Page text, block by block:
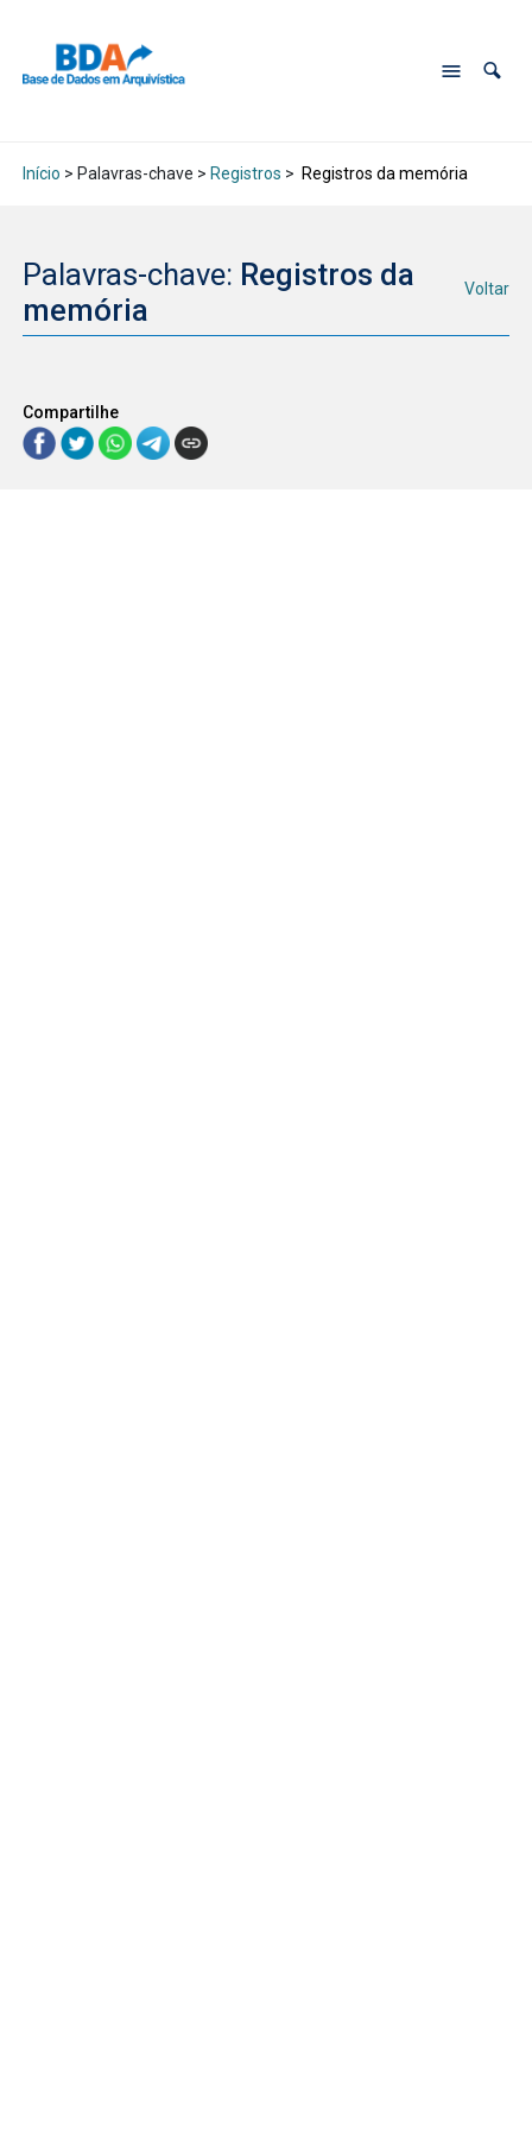
Início > Palavras-chave > Registros > Registros da memória
Palavras-chave: Registros da
memória
Voltar
Compartilhe